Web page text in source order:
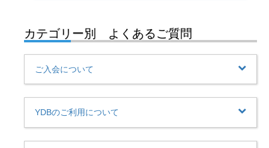
カテゴリー別 よくあるご質問
ご入会について
YDBのご利用について